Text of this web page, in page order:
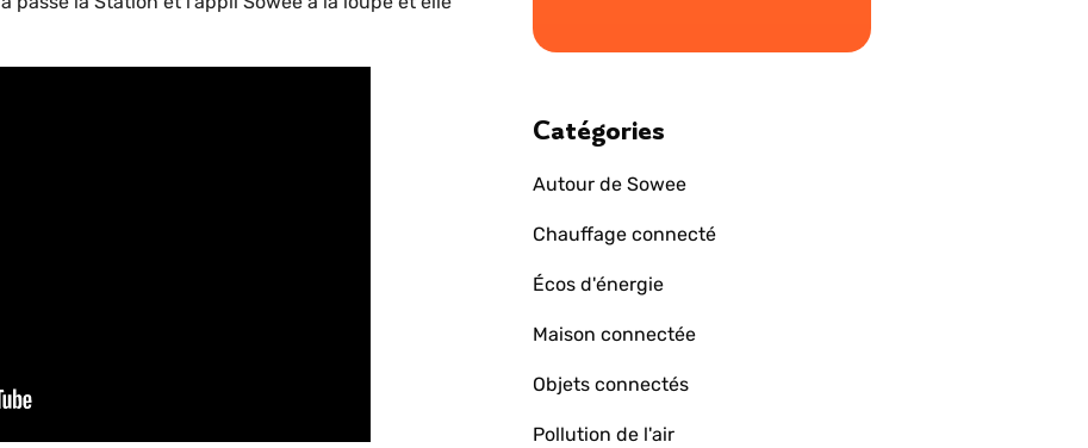
Catégories
Autour de Sowee
Chauffage connecté
Écos d'énergie
Maison connectée
Objets connectés
Pollution de l'air